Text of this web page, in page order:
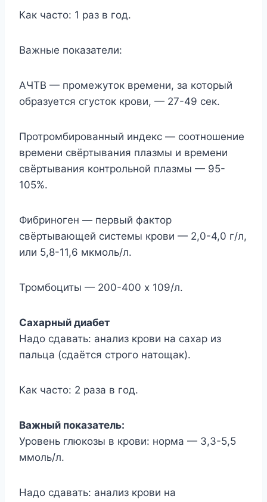
Как часто: 1 раз в год.
Важные показатели:
АЧТВ — промежуток времени, за который
образуется сгусток крови, — 27-49 сек.
Протромбированный индекс — соотношение
времени свёртывания плазмы и времени
свёртывания контрольной плазмы — 95-
105%.
Фибриноген — первый фактор
свёртывающей системы крови — 2,0-4,0 г/л,
или 5,8-11,6 мкмоль/л.
Тромбоциты — 200-400 х 109/л.
Сахарный диабет
Надо сдавать: анализ крови на сахар из
пальца (сдаётся строго натощак).
Как часто: 2 раза в год.
Важный показатель:
Уровень глюкозы в крови: норма — 3,3-5,5
ммоль/л.
Надо сдавать: анализ крови на